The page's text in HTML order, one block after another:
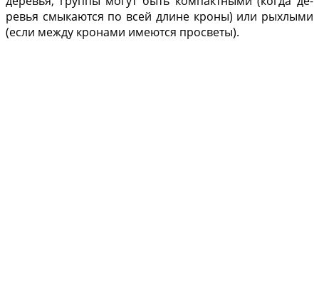
ревья смыкаются по всей длине кроны) или рыхлы­ми
(если между кронами имеются просветы).